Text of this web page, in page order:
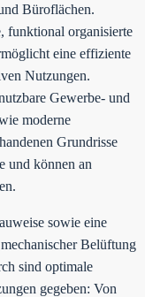
Büroflächen.
funktional organisierte
eine effiziente
Nutzungen.
Gewerbe- und
moderne
Grundrisse
und können an
sowie eine
Belüftung
sind optimale
gegeben: Von